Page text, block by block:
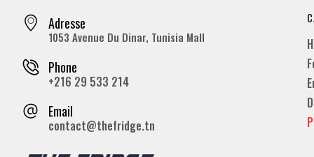
Adresse
1053 Avenue Du Dinar, Tunisia Mall
Phone
+216 29 533 214
Email
contact@thefridge.tn